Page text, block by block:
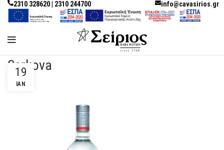
2310 328620 | 2310 244700 info@cavasirios.gr
Serkova
19
ΙΑΝ